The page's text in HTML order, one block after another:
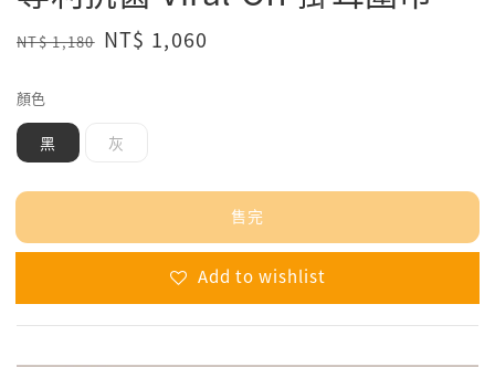
Regular
NT$ 1,180 Sale
NT$ 1,060
顏色
黑 灰
售完
Add to wishlist